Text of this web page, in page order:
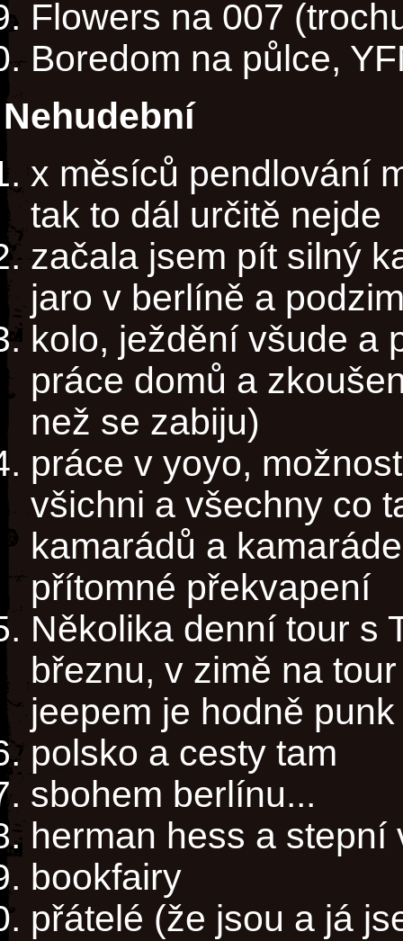
Flowers na 007
Boredom na půlce,
Nehudební
x měsíců pendlování
tak to dál určitě nejde
začala jsem pít silný
jaro v berlíně a
kolo, ježdění všude a
práce domů a
než se zabiju)
práce v yoyo,
všichni a všechny co
kamarádů a
přítomné překvapení
Několika denní tour s
březnu, v zimě na
jeepem je hodně punk
polsko a cesty tam
sbohem berlínu...
herman hess a stepní
bookfairy
přátelé (že jsou a já